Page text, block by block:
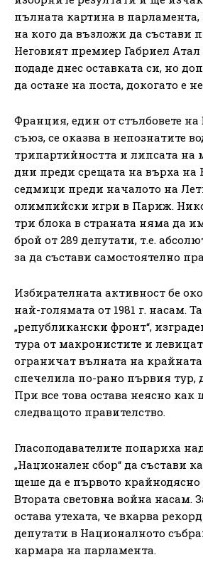
пълната картина в
на кого да възложи да състави
Неговият премиер Габриел
подаде днес оставката си, но
да остане на поста, докогато е
Франция, един от стълбовете на
съюз, се оказва в непознатите
трипартийността и липсата на
дни преди срещата на върха на
седмици преди началото на
олимпийски игри в Париж.
три блока в страната няма да
брой от 289 депутати, т.е.
за да състави самостоятелно
Избирателната активност бе
най-голямата от 1981 г. насам.
„републикански фронт“,
тура от макронистите и
ограничат вълната на
спечелила по-рано първия тур,
При все това остава неясно как
следващото правителство.
Гласоподавателите попариха
„Национален сбор“ да състави
щеше да е първото крайнодясно
Втората световна война насам.
остава утехата, че вкарва
депутати в Националното
кармара на парламента.